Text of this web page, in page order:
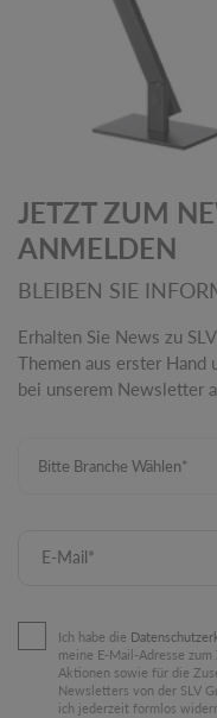
JETZT ZUM
ANMELDEN
BLEIBEN SIE
Erhalten Sie News zu
Themen aus erster Hand
bei unserem Newsletter
E-Mail*
Ich habe die
meine E-Mail-Adresse
Aktionen sowie für die
Newsletters von der SLV
ich jederzeit formlos